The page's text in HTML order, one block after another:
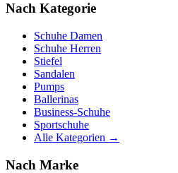
Nach Kategorie
Schuhe Damen
Schuhe Herren
Stiefel
Sandalen
Pumps
Ballerinas
Business-Schuhe
Sportschuhe
Alle Kategorien →
Nach Marke